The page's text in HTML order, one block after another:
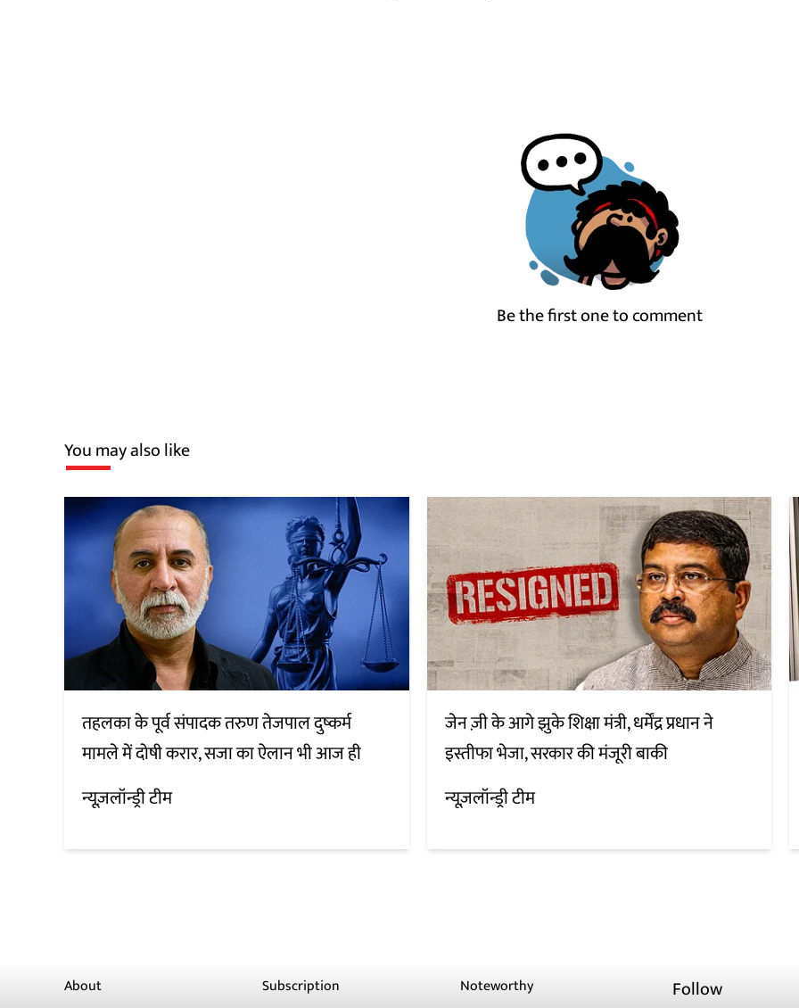
Be the first one to comment
You may also like
तहलका के पूर्व संपादक तरुण तेजपाल दुष्कर्म
मामले में दोषी करार, सजा का ऐलान भी आज ही
न्यूज़लॉन्ड्री टीम
जेन ज़ी के आगे झुके शिक्षा मंत्री, धर्मेंद्र प्रधान ने
इस्तीफा भेजा, सरकार की मंजूरी बाकी
न्यूज़लॉन्ड्री टीम
About
Subscription
Noteworthy
Follow